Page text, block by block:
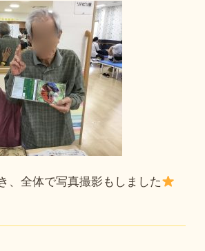
、全体で写真撮影もしました